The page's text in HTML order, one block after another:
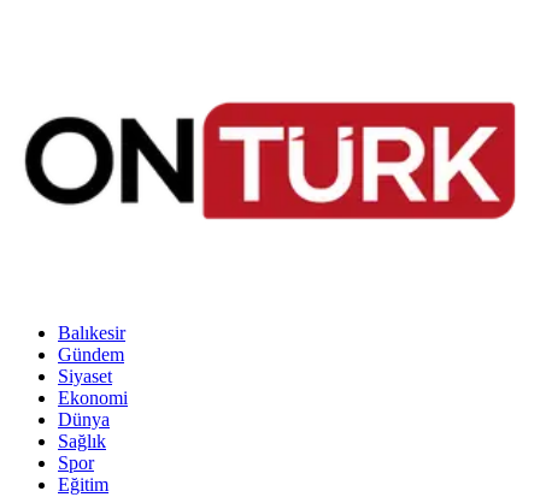
Balıkesir
Gündem
Siyaset
Ekonomi
Dünya
Sağlık
Spor
Eğitim